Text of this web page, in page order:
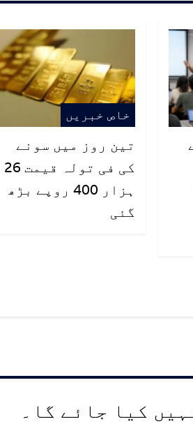
خاص خبریں
تین روز میں سونے
کی فی تولہ قیمت 26
ہزار 400 روپے بڑھ
گئی
کیا جائے گا۔